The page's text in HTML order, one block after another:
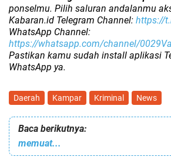
ponselmu. Pilih saluran andalanmu
Kabaran.id Telegram Channel: https://
WhatsApp Channel:
https://whatsapp.com/channel/
Pastikan kamu sudah install aplikasi
WhatsApp ya.
Daerah Kampar Kriminal News
Baca berikutnya:
memuat...